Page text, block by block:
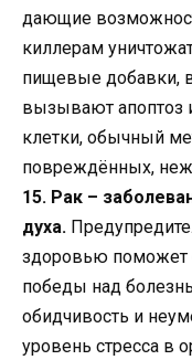
дающие
киллерам
пищевые добавки,
вызывают апоптоз
клетки, обычный
повреждённых,
15. Рак –
духа.
здоровью поможет
победы над
обидчивость и
уровень стресса в